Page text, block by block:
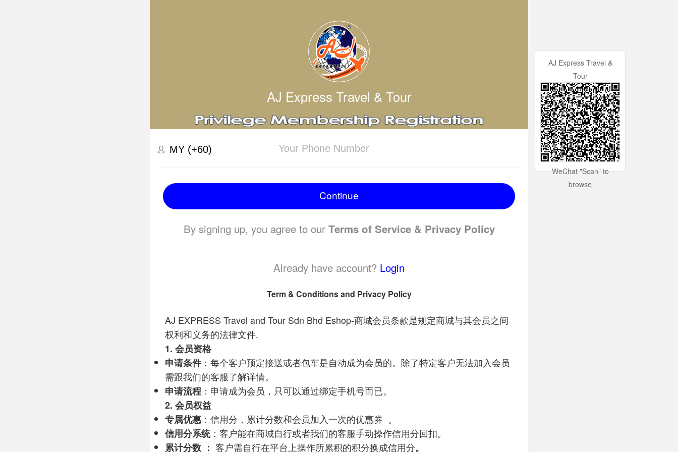
AJ Express Travel & Tour
Continue
By signing up, you agree to our Terms of Service & Privacy Policy
Already have account? Login
Term & Conditions and Privacy Policy
AJ EXPRESS Travel and Tour Sdn Bhd Eshop-商城会员条款是规定商城与其会员之间
权利和义务的法律文件.
1. 会员资格
申请条件 ：每个客户预定接送或者包车是自动成为会员的。除了特定客户无法加入会员
需跟我们的客服了解详情。
申请流程 ：申请成为会员，只可以通过绑定手机号而已。
2. 会员权益
专属优惠 ：信用分，累计分数和会员加入一次的优惠券
。
信用分系统：客户能在商城自行或者我们的客服手动操作信用分回扣。
累计分数
： 客户需自行在平台上操作所累积的积分换成信用分。
AJ Express Travel &
Tour
WeChat "Scan" to
browse